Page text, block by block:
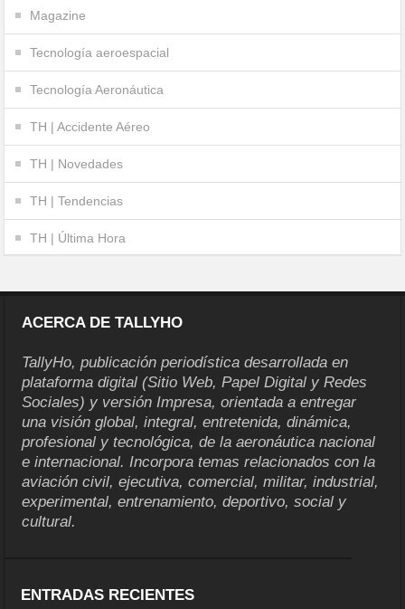
Magazine
Tecnología aeroespacial
Tecnología Aeronáutica
TH | Accidente Aéreo
TH | Novedades
TH | Tendencias
TH | Última Hora
ACERCA DE TALLYHO
TallyHo, publicación periodística desarrollada en
plataforma digital (Sitio Web, Papel Digital y Redes
Sociales) y versión Impresa, orientada a entregar
una visión global, integral, entretenida, dinámica,
profesional y tecnológica, de la aeronáutica nacional
e internacional. Incorpora temas relacionados con la
aviación civil, ejecutiva, comercial, militar, industrial,
experimental, entrenamiento, deportivo, social y
cultural.
ENTRADAS RECIENTES